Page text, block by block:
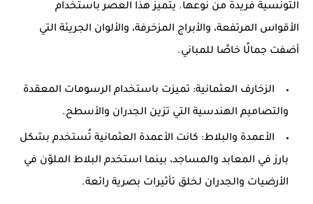
التونسية فريدة من نوعها. يتميز هذا العصر باستخدام
الأقواس المرتفعة، والأبراج المزخرفة، والألوان الجريئة التي
أضفت جمالًا خاصًا للمباني.
الزخارف العثمانية: تميزت باستخدام الرسومات المعقدة
والتصاميم الهندسية التي تزين الجدران والأسطح.
الأعمدة والبلاط: كانت الأعمدة العثمانية تُستخدم بشكل
بارز في المعابد والمساجد، بينما استخدم البلاط الملوّن في
الأرضيات والجدران لخلق تأثيرات بصرية رائعة.